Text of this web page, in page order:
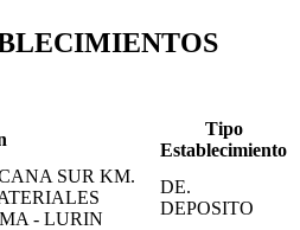
Tipo
Establecimiento
SUR KM.
- LURIN
DE.
DEPOSITO